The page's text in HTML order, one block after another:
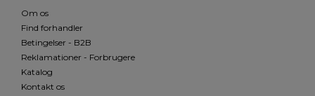
Om os
Find forhandler
Betingelser - B2B
Reklamationer - Forbrugere
Katalog
Kontakt os